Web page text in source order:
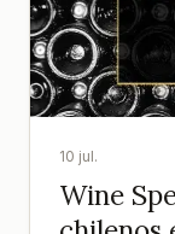
10 jul.
Wine